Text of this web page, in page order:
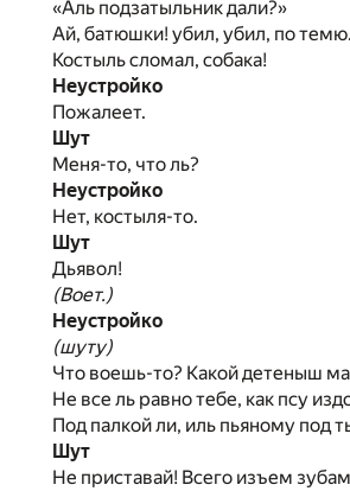
«Аль подзатыльник дали?»
Ай, батюшки! убил, убил, по темю.
Костыль сломал, собака!
Неустройко
Пожалеет.
Шут
Меня-то, что ль?
Неустройко
Нет, костыля-то.
Шут
Дьявол!
(Воет.)
Неустройко
(шуту)
Что воешь-то? Какой детеныш
Не все ль равно тебе, как псу
Под палкой ли, иль пьяному под
Шут
Не приставай! Всего изъем